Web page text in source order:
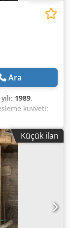
Ara
1989,
kuvveti:
ve bükme
5 kızaklı,
ile birlikte
Aeywty
bilgiye
da bizi
Küçük ilan